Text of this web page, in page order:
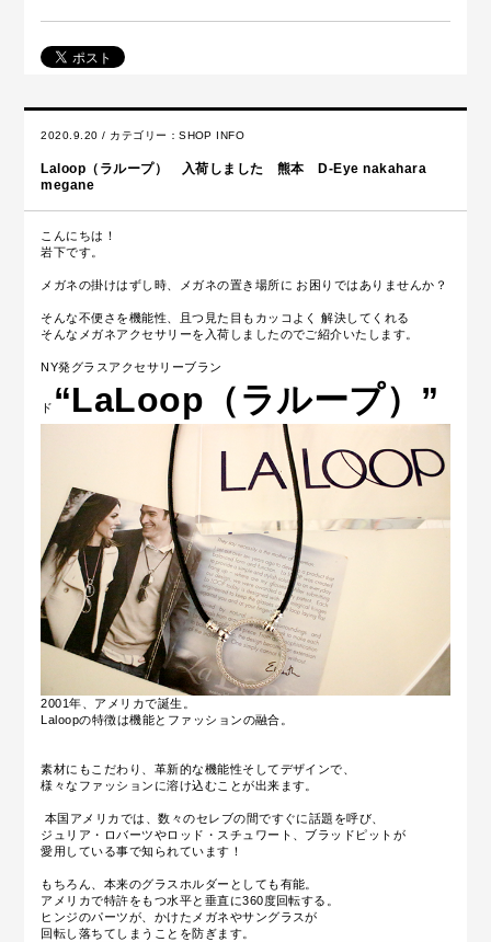
2020.9.20 / カテゴリー：SHOP INFO
Laloop（ラループ） 入荷しました 熊本 D-Eye nakahara
megane
こんにちは！
岩下です。
メガネの掛けはずし時、メガネの置き場所に お困りではありませんか？
そんな不便さを機能性、且つ見た目もカッコよく 解決してくれる
そんなメガネアクセサリーを入荷しましたのでご紹介いたします。
NY発グラスアクセサリーブラン
ド “LaLoop（ラループ）”
2001年、アメリカで誕生。
Laloopの特徴は機能とファッションの融合。
素材にもこだわり、革新的な機能性そしてデザインで、
様々なファッションに溶け込むことが出来ます。
本国アメリカでは、数々のセレブの間ですぐに話題を呼び、
ジュリア・ロバーツやロッド・スチュワート、ブラッドピットが
愛用している事で知られています！
もちろん、本来のグラスホルダーとしても有能。
アメリカで特許をもつ水平と垂直に360度回転する。
ヒンジのパーツが、かけたメガネやサングラスが
回転し落ちてしまうことを防ぎます。